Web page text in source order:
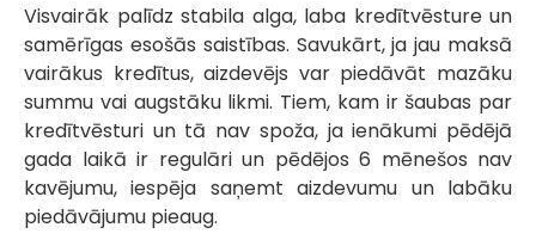
Visvairāk palīdz stabila alga, laba kredītvēsture un
samērīgas esošās saistības. Savukārt, ja jau maksā
vairākus kredītus, aizdevējs var piedāvāt mazāku
summu vai augstāku likmi. Tiem, kam ir šaubas par
kredītvēsturi un tā nav spoža, ja ienākumi pēdējā
gada laikā ir regulāri un pēdējos 6 mēnešos nav
kavējumu, iespēja saņemt aizdevumu un labāku
piedāvājumu pieaug.